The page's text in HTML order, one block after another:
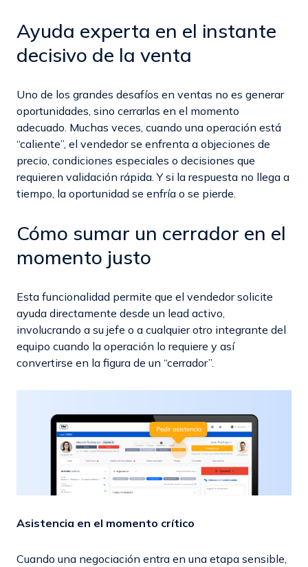
Ayuda experta en el instante
decisivo de la venta
Uno de los grandes desafíos en ventas no es generar
oportunidades, sino cerrarlas en el momento
adecuado. Muchas veces, cuando una operación está
“caliente”, el vendedor se enfrenta a objeciones de
precio, condiciones especiales o decisiones que
requieren validación rápida. Y si la respuesta no llega a
tiempo, la oportunidad se enfría o se pierde.
Cómo sumar un cerrador en el
momento justo
Esta funcionalidad permite que el vendedor solicite
ayuda directamente desde un lead activo,
involucrando a su jefe o a cualquier otro integrante del
equipo cuando la operación lo requiere y así
convertirse en la figura de un “cerrador”.
Asistencia en el momento crítico
Cuando una negociación entra en una etapa sensible,